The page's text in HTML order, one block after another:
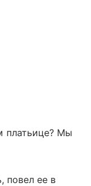
платьице? Мы
повел ее в